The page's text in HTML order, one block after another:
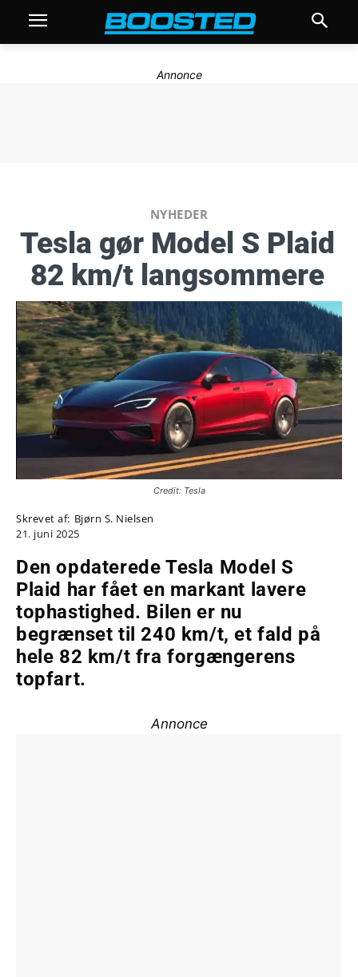
Annonce
NYHEDER
Tesla gør Model S Plaid
82 km/t langsommere
Credit: Tesla
Skrevet af: Bjørn S. Nielsen
21. juni 2025
Den opdaterede Tesla Model S
Plaid har fået en markant lavere
tophastighed. Bilen er nu
begrænset til 240 km/t, et fald på
hele 82 km/t fra forgængerens
topfart.
Annonce